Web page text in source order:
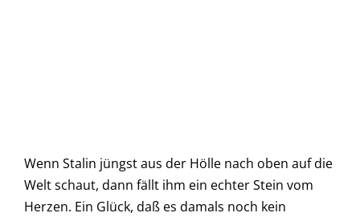
Wenn Stalin jüngst aus der Hölle nach oben auf die
Welt schaut, dann fällt ihm ein echter Stein vom
Herzen. Ein Glück, daß es damals noch kein